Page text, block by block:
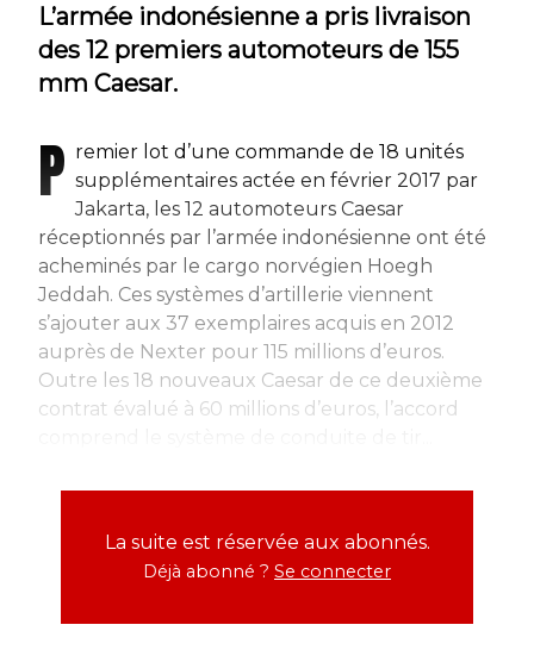
L’armée indonésienne a pris livraison
des 12 premiers automoteurs de 155
mm Caesar.
P remier lot d’une commande de 18 unités
supplémentaires actée en février 2017 par
Jakarta, les 12 automoteurs Caesar
réceptionnés par l’armée indonésienne ont été
acheminés par le cargo norvégien Hoegh
Jeddah. Ces systèmes d’artillerie viennent
s’ajouter aux 37 exemplaires acquis en 2012
auprès de Nexter pour 115 millions d’euros.
Outre les 18 nouveaux Caesar de ce deuxième
contrat évalué à 60 millions d’euros, l’accord
La suite est réservée aux abonnés.
Déjà abonné ? Se connecter